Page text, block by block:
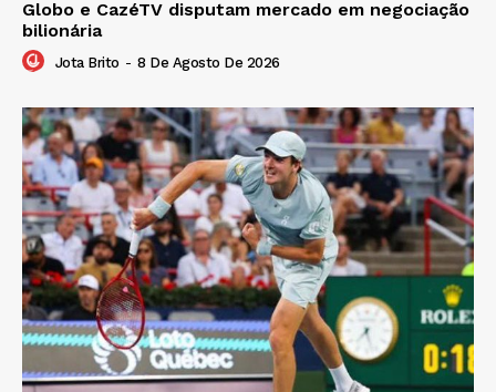
Globo e CazéTV disputam mercado em negociação
bilionária
Jota Brito - 8 De Agosto De 2026